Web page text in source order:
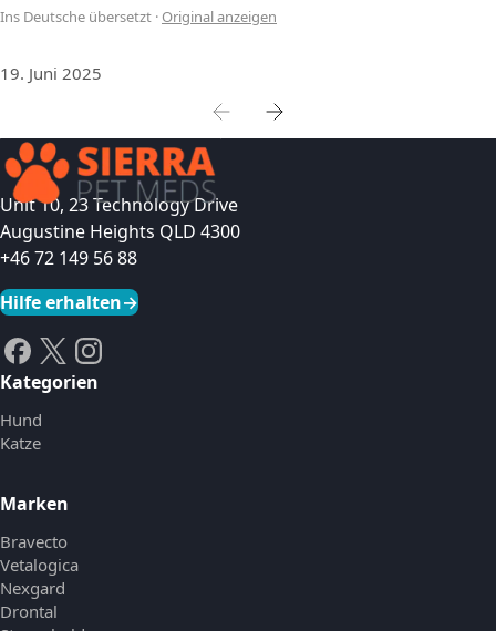
Ins Deutsche übersetzt · Original anzeigen
19. Juni 2025
Unit 10, 23 Technology Drive
Augustine Heights QLD 4300
+46 72 149 56 88
Hilfe erhalten→
Kategorien
Hund
Katze
Marken
Bravecto
Vetalogica
Nexgard
Drontal